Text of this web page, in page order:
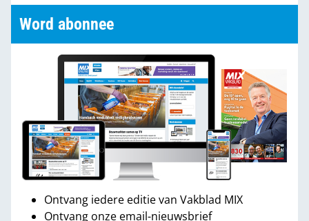
Word abonnee
Ontvang iedere editie van Vakblad MIX
Ontvang onze email-nieuwsbrief